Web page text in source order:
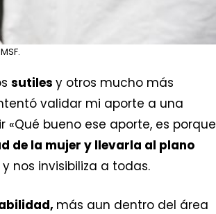
sutiles y otros mucho más
validar mi aporte a una
bueno ese aporte, es porque
de la mujer y llevarla al plano
y nos invisibiliza a todas.
más aun dentro del área